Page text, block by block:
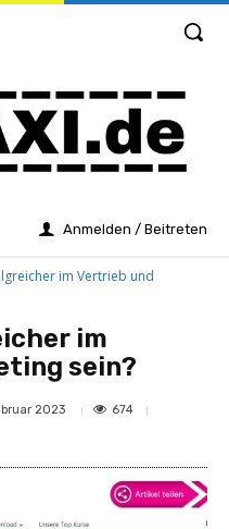
Anmelden / Beitreten
im Vertrieb und
im
sein?
2023 674